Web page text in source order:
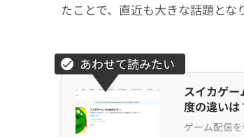
たことで、直近も大きな話題とな
スイカゲ
度の違いは